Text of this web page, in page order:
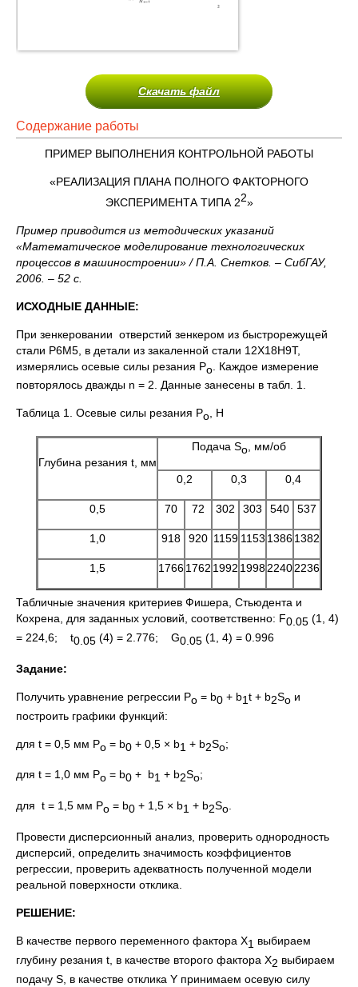
Скачать файл
Содержание работы
ПРИМЕР ВЫПОЛНЕНИЯ КОНТРОЛЬНОЙ РАБОТЫ
«РЕАЛИЗАЦИЯ ПЛАНА ПОЛНОГО ФАКТОРНОГО
ЭКСПЕРИМЕНТА ТИПА 22»
Пример приводится из методических указаний
«Математическое моделирование технологических
процессов в машиностроении» / П.А. Снетков. – СибГАУ,
2006. – 52 с.
ИСХОДНЫЕ ДАННЫЕ:
При зенкеровании отверстий зенкером из быстрорежущей
стали Р6М5, в детали из закаленной стали 12Х18Н9Т,
измерялись осевые силы резания Ро . Каждое измерение
повторялось дважды n = 2. Данные занесены в табл. 1.
Таблица 1. Осевые силы резания Ро, Н
Глубина резания t, мм
Подача Sо, мм/об
0,2 0,3 0,4
0,5 70 72 302 303 540 537
1,0 918 920 1159 1153 13861382
1,5 17661762 1992 199822402236
Табличные значения критериев Фишера, Стьюдента и
Кохрена, для заданных условий, соответственно: F0.05 (1, 4)
= 224,6; t0.05 (4) = 2.776; G0.05 (1, 4) = 0.996
Задание:
Получить уравнение регрессии Ро = b0 + b1t + b2So и
построить графики функций:
для t = 0,5 мм Ро = b0 + 0,5 × b1 + b2So;
для t = 1,0 мм Ро = b0 + b1 + b2So;
для t = 1,5 мм Ро = b0 + 1,5 × b1 + b2So.
Провести дисперсионный анализ, проверить однородность
дисперсий, определить значимость коэффициентов
регрессии, проверить адекватность полученной модели
реальной поверхности отклика.
РЕШЕНИЕ:
В качестве первого переменного фактора X1 выбираем
глубину резания t, в качестве второго фактора X2 выбираем
подачу S, в качестве отклика Y принимаем осевую силу